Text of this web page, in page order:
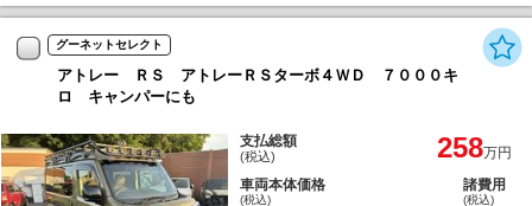
グーネットセレクト
アトレー ＲＳ アトレーＲＳターボ４ＷＤ ７０００キ
ロ キャンパーにも
支払総額
(税込) 258万円
車両本体価格
(税込)
諸費用
(税込)